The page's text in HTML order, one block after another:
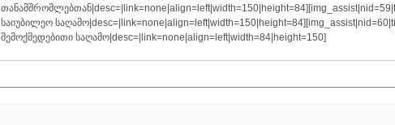
საიუბილეო
შემოქმედებითი საღამო|desc=|link=none|align=left|width=84|height=150]